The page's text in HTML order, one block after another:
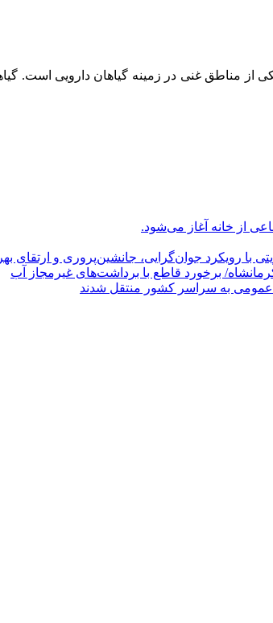
از مناطق غنی در زمینه گیاهان دارویی است.
از خانه آغاز می‌شود.
با رویکرد جوان‌گرایی، جانشین‌پروری و ارتقای